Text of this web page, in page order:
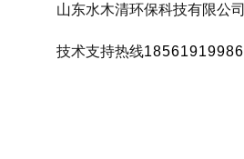
山东水木清环保科技有限公司
技术支持热线18561919986